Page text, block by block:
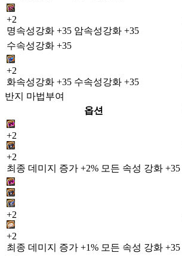
+2
명속성강화 +35 암속성강화 +35
수속성강화 +35
+2
화속성강화 +35 수속성강화 +35
반지 마법부여
옵션
+2
+2
최종 데미지 증가 +2% 모든 속성 강화 +35
+2
+2
최종 데미지 증가 +1% 모든 속성 강화 +35